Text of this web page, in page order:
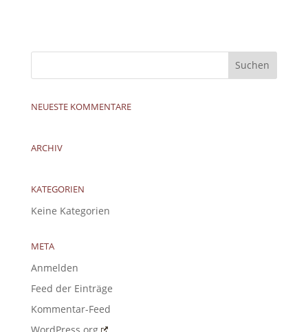
NEUESTE KOMMENTARE
ARCHIV
KATEGORIEN
Keine Kategorien
META
Anmelden
Feed der Einträge
Kommentar-Feed
WordPress.org